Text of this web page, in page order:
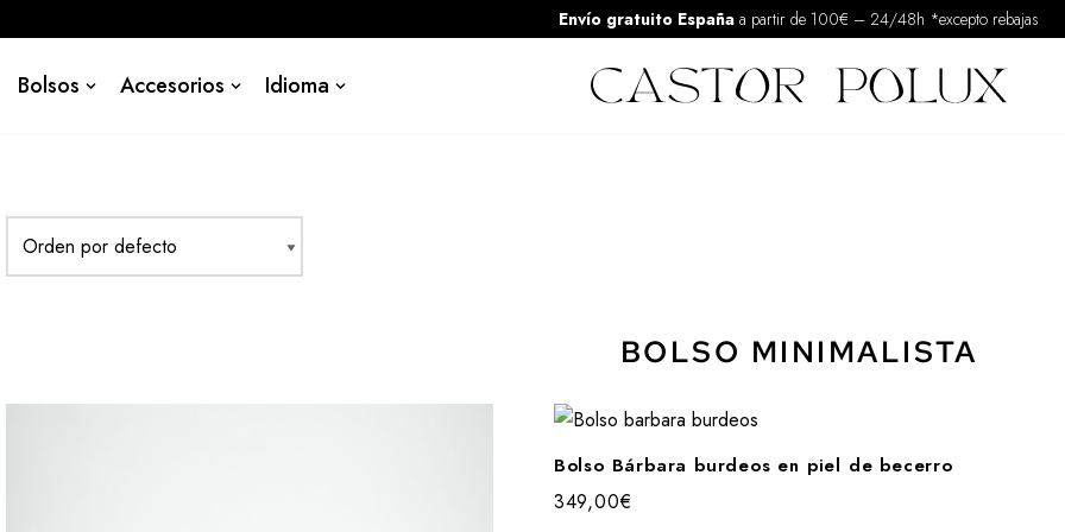
al
Envío gratuito España a partir de 100€ – 24/48h *excepto rebajas
Bolsos Accesorios Idioma
BOLSO MINIMALISTA
Bolso Bárbara burdeos en piel de becerro
349,00€